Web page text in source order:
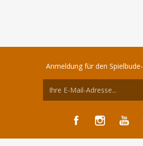
Anmeldung für den